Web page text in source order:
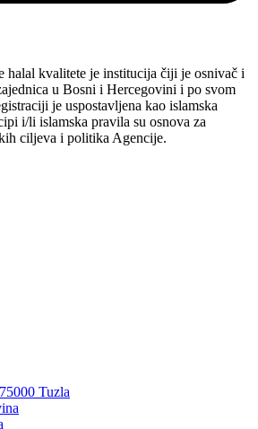
halal kvalitete je institucija čiji je osnivač i
u Bosni i Hercegovini i po svom
je uspostavljena kao islamska
i/li islamska pravila su osnova za
ciljeva i politika Agencije.
Tuzla